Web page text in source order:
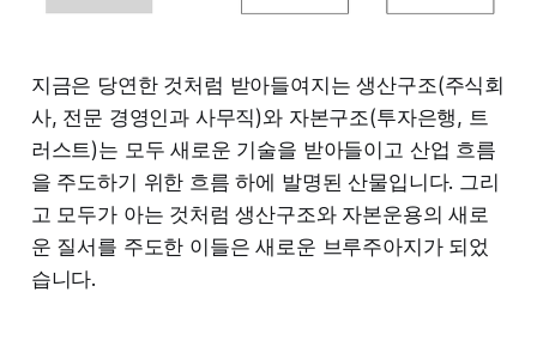
지금은 당연한 것처럼 받아들여지는 생산구조(주식회
사, 전문 경영인과 사무직)와 자본구조(투자은행, 트
러스트)는 모두 새로운 기술을 받아들이고 산업 흐름
을 주도하기 위한 흐름 하에 발명된 산물입니다. 그리
고 모두가 아는 것처럼 생산구조와 자본운용의 새로
운 질서를 주도한 이들은 새로운 브루주아지가 되었
습니다.